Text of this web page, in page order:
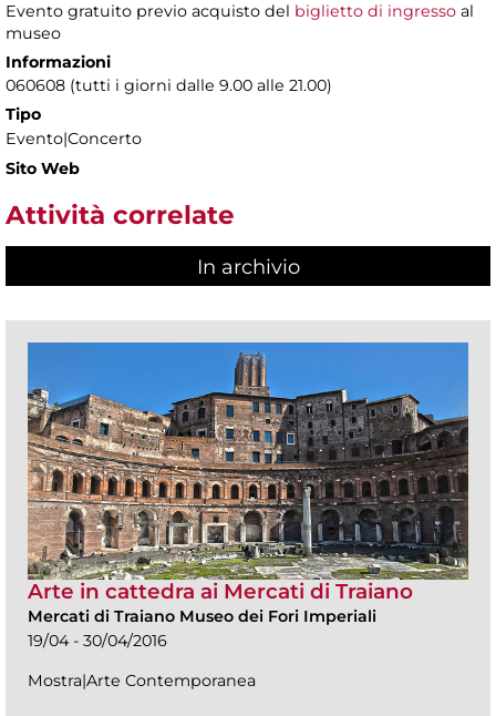
Evento gratuito previo acquisto del biglietto di ingresso al
museo
Informazioni
060608 (tutti i giorni dalle 9.00 alle 21.00)
Tipo
Evento|Concerto
Sito Web
Attività correlate
In archivio
Arte in cattedra ai Mercati di Traiano
Mercati di Traiano Museo dei Fori Imperiali
19/04 - 30/04/2016
Mostra|Arte Contemporanea